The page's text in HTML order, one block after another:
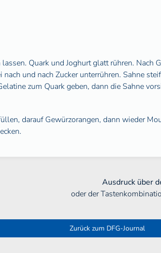
Quark und Joghurt glatt rühren. Nach
und nach Zucker unterrühren. Sahne
zum Quark geben, dann die Sahne
darauf Gewürzorangen, dann wieder
Ausdruck über
oder der
Zurück zum DFG-Journal